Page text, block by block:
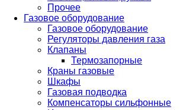
Прочее
Газовое оборудование
Газовое оборудование
Регуляторы давления газа
Клапаны
Термозапорные
Краны газовые
Шкафы
Газовая подводка
Компенсаторы сильфонные